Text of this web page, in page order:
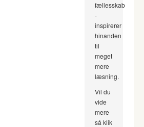
fællesskab
-
inspirerer
hinanden
til
meget
mere
læsning.
Vil du
vide
mere
så klik